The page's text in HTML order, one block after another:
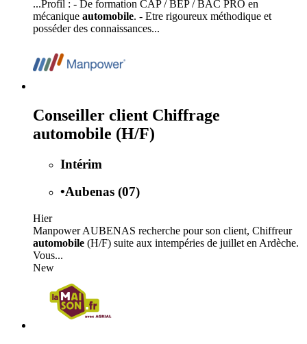
...Profil : - De formation CAP / BEP / BAC PRO en
mécanique automobile. - Etre rigoureux méthodique et
posséder des connaissances...
Conseiller client Chiffrage
automobile (H/F)
Intérim
•Aubenas (07)
Hier
Manpower AUBENAS recherche pour son client, Chiffreur
automobile (H/F) suite aux intempéries de juillet en Ardèche.
Vous...
New